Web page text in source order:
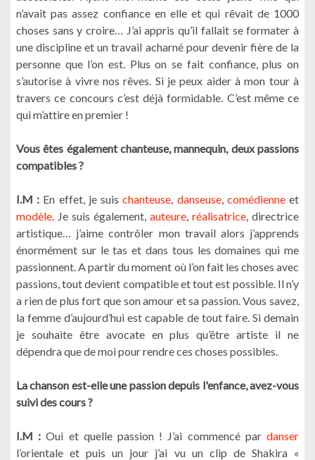
n’avait pas assez confiance en elle et qui rêvait de 1000
choses sans y croire… J’ai appris qu’il fallait se formater à
une discipline et un travail acharné pour devenir fière de la
personne que l’on est. Plus on se fait confiance, plus on
s’autorise à vivre nos rêves. Si je peux aider à mon tour à
travers ce concours c’est déjà formidable. C’est même ce
qui m’attire en premier !
Vous êtes également chanteuse, mannequin, deux passions
compatibles ?
I.M : En effet, je suischanteuse, danseuse, comédienneet
modèle. Je suis également, auteure, réalisatrice, directrice
artistique… j’aime contrôler mon travail alors j’apprends
énormément sur le tas et dans tous les domaines qui me
passionnent. A partir du moment où l’on fait les choses avec
passions, tout devient compatible et tout est possible. Il n’y
a rien de plus fort que son amour et sa passion. Vous savez,
la femme d’aujourd’hui est capable de tout faire. Si demain
je souhaite être avocate en plus qu’être artiste il ne
dépendra que de moi pour rendre ces choses possibles.
La chanson est-elle une passion depuis l'enfance, avez-vous
suivi des cours ?
I.M :Oui et quelle passion ! J’ai commencé pardanser
l’orientale et puis un jour j’ai vu un clip de Shakira «